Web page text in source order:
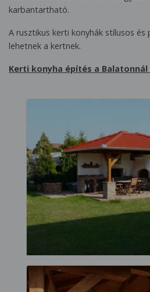
karbantartható.
A rusztikus kerti konyhák stílusos és
lehetnek a kertnek.
Kerti konyha építés a Balatonnál